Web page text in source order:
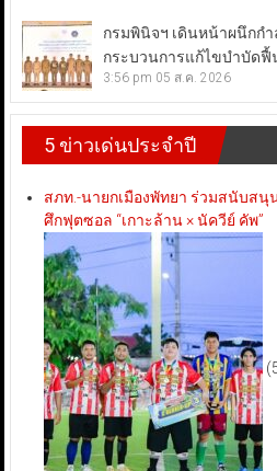
กรมพินิจฯ เดินหน้าผนึกก
กระบวนการแก้ไขบำบัดฟื้
3:56 pm 05 ส.ค. 2026
5 ข่าวเด่นประจำปี
สภท.-นายกเมืองพัทยา ร่วมสนับสนุ
ศึกฟุตซอล “เกาะล้าน × นัควีย์ คัพ”